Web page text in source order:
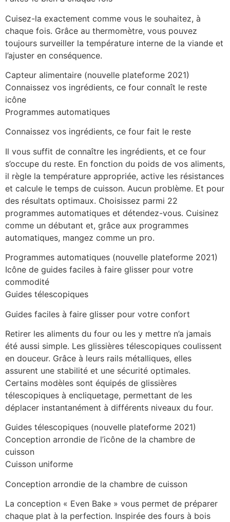
Cuisez-la exactement comme vous le souhaitez, à
chaque fois. Grâce au thermomètre, vous pouvez
toujours surveiller la température interne de la viande et
l’ajuster en conséquence.
Capteur alimentaire (nouvelle plateforme 2021)
Connaissez vos ingrédients, ce four connaît le reste
icône
Programmes automatiques
Connaissez vos ingrédients, ce four fait le reste
Il vous suffit de connaître les ingrédients, et ce four
s’occupe du reste. En fonction du poids de vos aliments,
il règle la température appropriée, active les résistances
et calcule le temps de cuisson. Aucun problème. Et pour
des résultats optimaux. Choisissez parmi 22
programmes automatiques et détendez-vous. Cuisinez
comme un débutant et, grâce aux programmes
automatiques, mangez comme un pro.
Programmes automatiques (nouvelle plateforme 2021)
Icône de guides faciles à faire glisser pour votre
commodité
Guides télescopiques
Guides faciles à faire glisser pour votre confort
Retirer les aliments du four ou les y mettre n’a jamais
été aussi simple. Les glissières télescopiques coulissent
en douceur. Grâce à leurs rails métalliques, elles
assurent une stabilité et une sécurité optimales.
Certains modèles sont équipés de glissières
télescopiques à encliquetage, permettant de les
déplacer instantanément à différents niveaux du four.
Guides télescopiques (nouvelle plateforme 2021)
Conception arrondie de l’icône de la chambre de
cuisson
Cuisson uniforme
Conception arrondie de la chambre de cuisson
La conception « Even Bake » vous permet de préparer
chaque plat à la perfection. Inspirée des fours à bois